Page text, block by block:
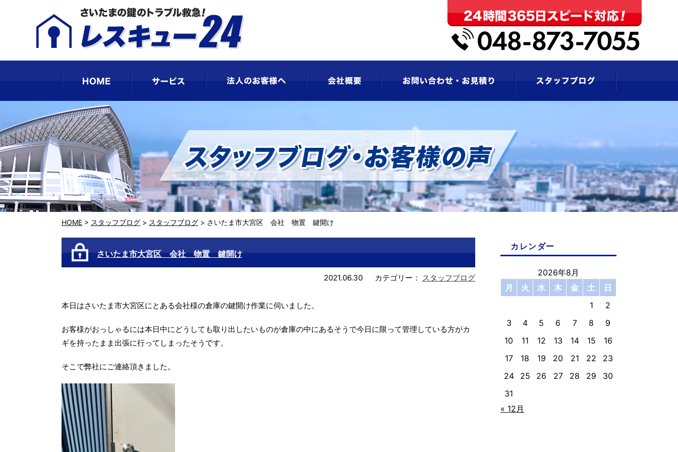
HOME > スタッフブログ > スタッフブログ > さいたま市大宮区 会社 物置 鍵開け
さいたま市大宮区 会社 物置 鍵開け
2021.06.30 カテゴリー： スタッフブログ
本日はさいたま市大宮区にとある会社様の倉庫の鍵開け作業に伺いました。
お客様がおっしゃるには本日中にどうしても取り出したいものが倉庫の中にあるそうで今日に限って管理している方がカ
ギを持ったまま出張に行ってしまったそうです。
そこで弊社にご連絡頂きました。
カレンダー
2026年8月
月
火 水 木 金 土
日
1
2
3
4 5 6 7 8
9
10
11 12 13 14 15
16
17
18 19 20 21 22
23
24
25 26 27 28 29
30
31
« 12月